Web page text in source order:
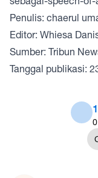
Penulis: chaerul
Editor: Whiesa
Sumber: Tribun
Tanggal publikasi:
0